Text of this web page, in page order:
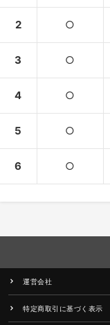
2 ○
3 ○
4 ○
5 ○
6 ○
運営会社
特定商取引に基づく表示